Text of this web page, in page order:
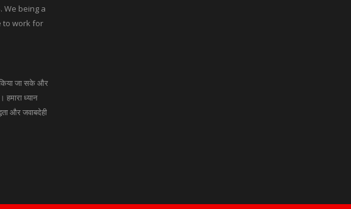
We being a
to work for
किया जा सके और
ध्यान
और जवाबदेही